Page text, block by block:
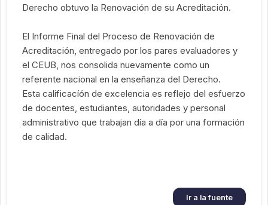
Derecho obtuvo la Renovación de su Acreditación.
El Informe Final del Proceso de Renovación de
Acreditación, entregado por los pares evaluadores y
el CEUB, nos consolida nuevamente como un
referente nacional en la enseñanza del Derecho.
Esta calificacíón de excelencia es reflejo del esfuerzo
de docentes, estudiantes, autoridades y personal
administrativo que trabajan día a día por una formación
de calidad.
Ir a la fuente